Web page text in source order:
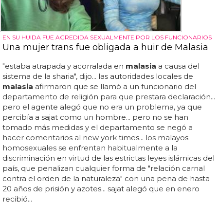
EN SU HUIDA FUE AGREDIDA SEXUALMENTE POR LOS FUNCIONARIOS
Una mujer trans fue obligada a huir de Malasia
"estaba atrapada y acorralada en malasia a causa del
sistema de la sharia", dijo... las autoridades locales de
malasia afirmaron que se llamó a un funcionario del
departamento de religión para que prestara declaración...
pero el agente alegó que no era un problema, ya que
percibía a sajat como un hombre... pero no se han
tomado más medidas y el departamento se negó a
hacer comentarios al new york times... los malayos
homosexuales se enfrentan habitualmente a la
discriminación en virtud de las estrictas leyes islámicas del
país, que penalizan cualquier forma de "relación carnal
contra el orden de la naturaleza" con una pena de hasta
20 años de prisión y azotes... sajat alegó que en enero
recibió...